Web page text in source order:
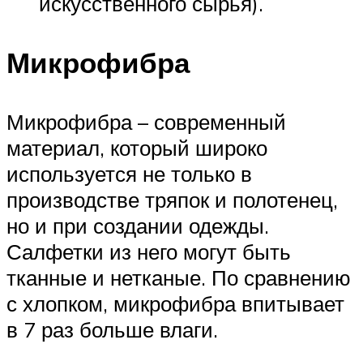
Микрофибра
Микрофибра – современный
материал, который широко
используется не только в
производстве тряпок и полотенец,
но и при создании одежды.
Салфетки из него могут быть
тканные и нетканые. По сравнению
с хлопком, микрофибра впитывает
в 7 раз больше влаги.